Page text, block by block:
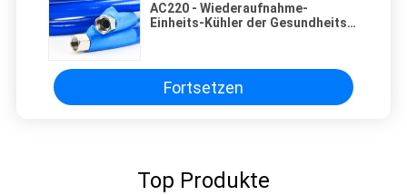
AC220 - Wiederaufnahme-
Einheits-Kühler der Gesundheits-
Fortsetzen
Top Produkte